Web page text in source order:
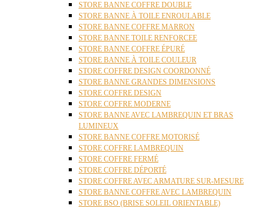
STORE BANNE COFFRE DOUBLE
STORE BANNE À TOILE ENROULABLE
STORE BANNE COFFRE MARRON
STORE BANNE TOILE RENFORCEE
STORE BANNE COFFRE ÉPURÉ
STORE BANNE À TOILE COULEUR
STORE COFFRE DESIGN COORDONNÉ
STORE BANNE GRANDES DIMENSIONS
STORE COFFRE DESIGN
STORE COFFRE MODERNE
STORE BANNE AVEC LAMBREQUIN ET BRAS
LUMINEUX
STORE BANNE COFFRE MOTORISÉ
STORE COFFRE LAMBREQUIN
STORE COFFRE FERMÉ
STORE COFFRE DÉPORTÉ
STORE COFFRE AVEC ARMATURE SUR-MESURE
STORE BANNE COFFRE AVEC LAMBREQUIN
STORE BSO (BRISE SOLEIL ORIENTABLE)